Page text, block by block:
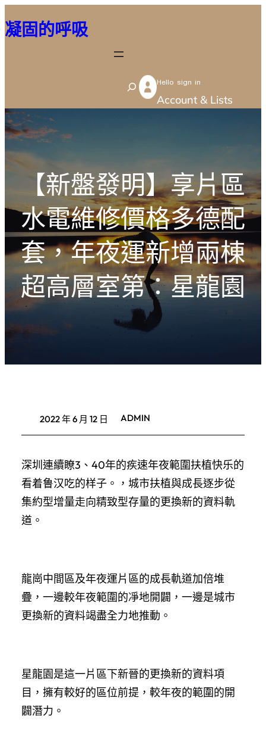
至
容
凝固的呼吸
S
e
h
Hello sign in
Account & Lists
【新盤發明】享片區
水電維修價格多德配
套，年夜運新增兩棟
超高層室第：星龍園
2022 年 6 月 12 日 ADMIN
深圳連續瞭3、40年的疾速年夜範圍扶植快乐的
看着鲁汉吃的样子。，城市扶植與成長逐步從
集約型增量走向精致型存量的更換新的資料軌
道。
龍崗中間區及年夜運片區的成長軌道加倍堆
疊，一邊較年夜範圍的凈地開闢，一邊是城市
更換新的資料竭盡全力地推動。
星龍園是這一片區下新晉的更換新的資料項
目，擁有較好的區位前提，較年夜的範圍的開
闢潛力。